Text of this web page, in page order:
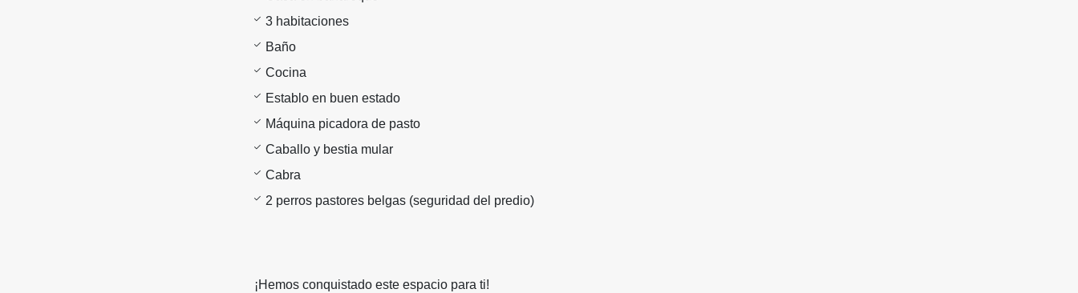
3 habitaciones
Baño
Cocina
Establo en buen estado
Máquina picadora de pasto
Caballo y bestia mular
Cabra
2 perros pastores belgas (seguridad del predio)
¡Hemos conquistado este espacio para ti!